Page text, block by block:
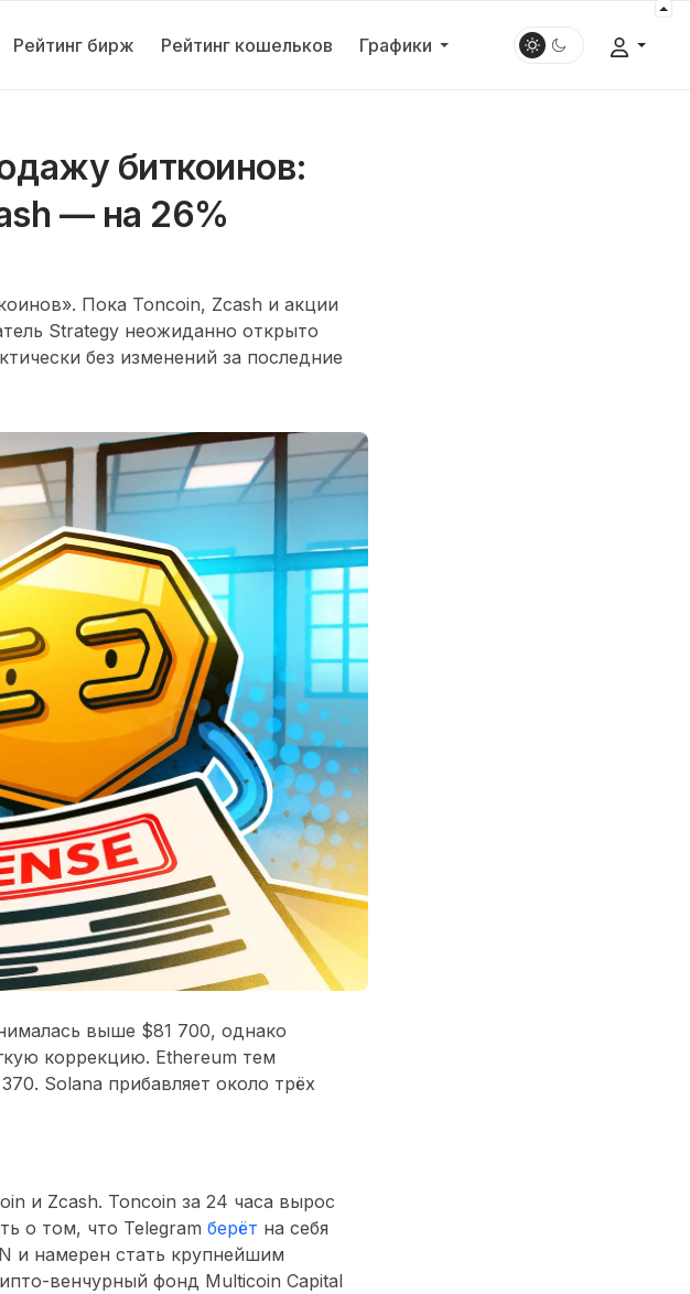
Рейтинг бирж Рейтинг кошельков Графики
биткоинов:
— на 26%
Пока Toncoin, Zcash и акции
Strategy неожиданно открыто
без изменений за последние
выше $81 700, однако
коррекцию. Ethereum тем
Solana прибавляет около трёх
и Zcash. Toncoin за 24 часа вырос
о том, что Telegram берёт на себя
и намерен стать крупнейшим
венчурный фонд Multicoin Capital